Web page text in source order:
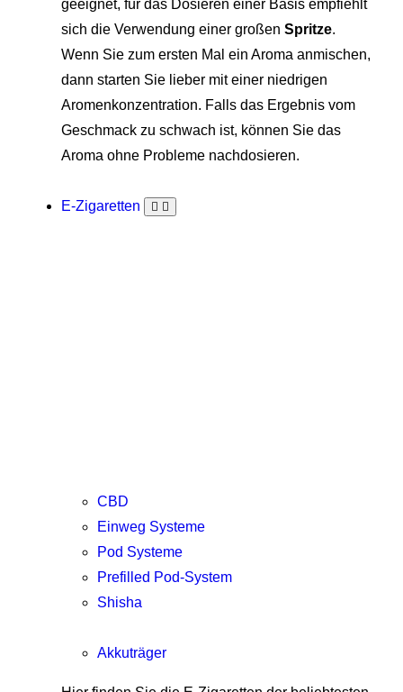
geeignet, für das Dosieren einer Basis empfiehlt
sich die Verwendung einer großen Spritze.
Wenn Sie zum ersten Mal ein Aroma anmischen,
dann starten Sie lieber mit einer niedrigen
Aromenkonzentration. Falls das Ergebnis vom
Geschmack zu schwach ist, können Sie das
Aroma ohne Probleme nachdosieren.
E-Zigaretten
CBD
Einweg Systeme
Pod Systeme
Prefilled Pod-System
Shisha
Akkuträger